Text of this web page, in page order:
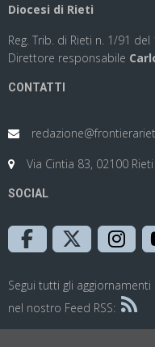
Diocesi di Rieti
Reg. Trib. di Rieti n. 1/91 del
Direttore responsabile
CONTATTI
Via Cintia 83, 02100 Rieti
SOCIAL
Segui tutti gli aggiornamenti
nel nostro Feed RSS: